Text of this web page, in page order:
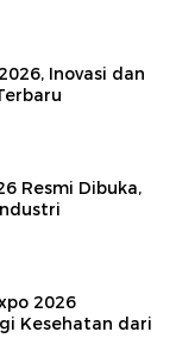
Inovasi dan
Resmi Dibuka,
2026
Kesehatan dari